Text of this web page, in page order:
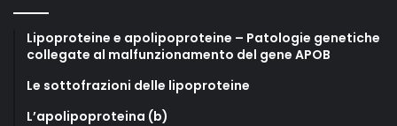
Lipoproteine e apolipoproteine – Patologie genetiche
collegate al malfunzionamento del gene APOB
Le sottofrazioni delle lipoproteine
L’apolipoproteina (b)